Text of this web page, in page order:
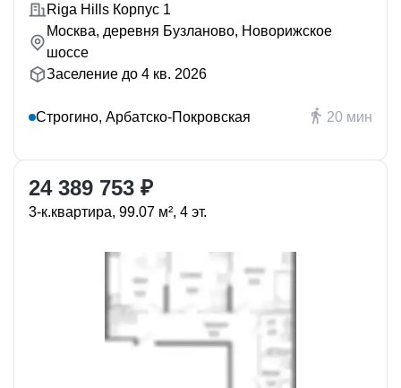
Riga Hills Корпус 1
Москва, деревня Бузланово, Новорижское
шоссе
Заселение до 4 кв. 2026
Строгино, Арбатско-Покровская 20 мин
24 389 753 ₽
3-к.квартира, 99.07 м², 4 эт.